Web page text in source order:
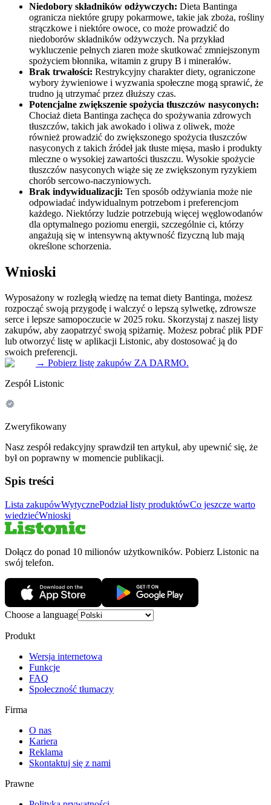
Niedobory składników odżywczych: Dieta Bantinga
ogranicza niektóre grupy pokarmowe, takie jak zboża, rośliny
strączkowe i niektóre owoce, co może prowadzić do
niedoborów składników odżywczych. Na przykład
wykluczenie pełnych ziaren może skutkować zmniejszonym
spożyciem błonnika, witamin z grupy B i minerałów.
Brak trwałości: Restrykcyjny charakter diety, ograniczone
wybory żywieniowe i wyzwania społeczne mogą sprawić, że
trudno ją utrzymać przez dłuższy czas.
Potencjalne zwiększenie spożycia tłuszczów nasyconych:
Chociaż dieta Bantinga zachęca do spożywania zdrowych
tłuszczów, takich jak awokado i oliwa z oliwek, może
również prowadzić do zwiększonego spożycia tłuszczów
nasyconych z takich źródeł jak tłuste mięsa, masło i produkty
mleczne o wysokiej zawartości tłuszczu. Wysokie spożycie
tłuszczów nasyconych wiąże się ze zwiększonym ryzykiem
chorób sercowo-naczyniowych.
Brak indywidualizacji: Ten sposób odżywiania może nie
odpowiadać indywidualnym potrzebom i preferencjom
każdego. Niektórzy ludzie potrzebują więcej węglowodanów
dla optymalnego poziomu energii, szczególnie ci, którzy
angażują się w intensywną aktywność fizyczną lub mają
określone schorzenia.
Wnioski
Wyposażony w rozległą wiedzę na temat diety Bantinga, możesz
rozpocząć swoją przygodę i walczyć o lepszą sylwetkę, zdrowsze
serce i lepsze samopoczucie w 2025 roku. Skorzystaj z naszej listy
zakupów, aby zaopatrzyć swoją spiżarnię. Możesz pobrać plik PDF
lub otworzyć listę w aplikacji Listonic, aby dostosować ją do
swoich preferencji.
→ Pobierz listę zakupów ZA DARMO.
Zespół Listonic
Zweryfikowany
Nasz zespół redakcyjny sprawdził ten artykuł, aby upewnić się, że
był on poprawny w momencie publikacji.
Spis treści
Lista zakupówWytycznePodział listy produktówCo jeszcze warto
wiedziećWnioski
Dołącz do ponad 10 milionów użytkowników. Pobierz Listonic na
swój telefon.
Choose a language
Produkt
Wersja internetowa
Funkcje
FAQ
Społeczność tłumaczy
Firma
O nas
Kariera
Reklama
Skontaktuj się z nami
Prawne